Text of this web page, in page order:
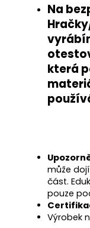
Na
která
může
část.
pouze
Výrobek